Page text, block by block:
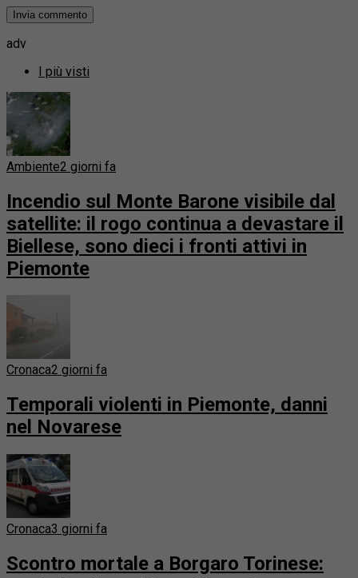
adv
I più visti
Ambiente2 giorni fa
Incendio sul Monte Barone visibile dal
satellite: il rogo continua a devastare il
Biellese, sono dieci i fronti attivi in
Piemonte
Cronaca2 giorni fa
Temporali violenti in Piemonte, danni
nel Novarese
Cronaca3 giorni fa
Scontro mortale a Borgaro Torinese: